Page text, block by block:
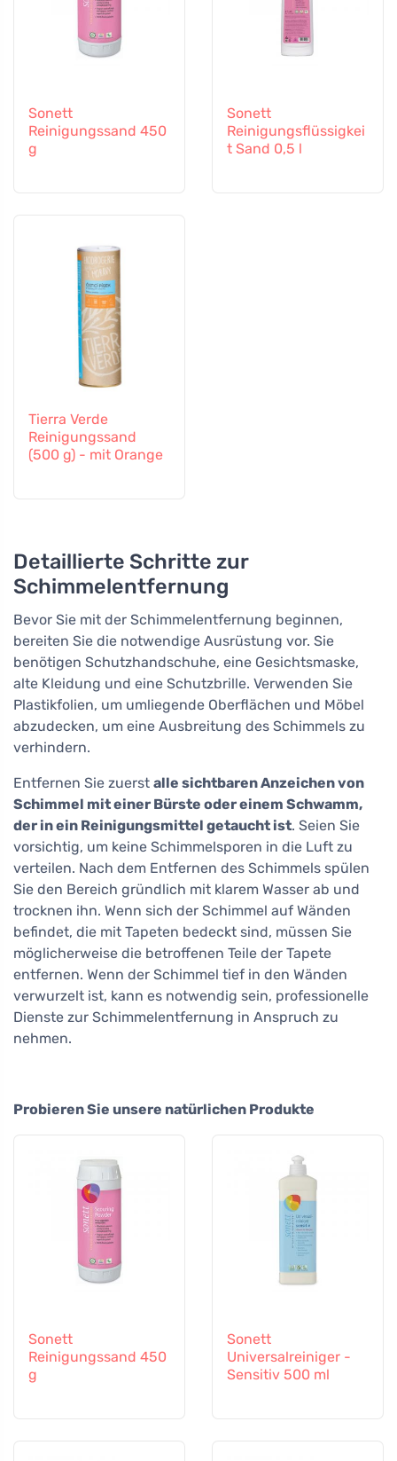
Sonett
Reinigungssand 450
g
Sonett
Reinigungsflüssigkei
t Sand 0,5 l
Tierra Verde
Reinigungssand
(500 g) - mit Orange
Detaillierte Schritte zur
Schimmelentfernung
Bevor Sie mit der Schimmelentfernung beginnen,
bereiten Sie die notwendige Ausrüstung vor. Sie
benötigen Schutzhandschuhe, eine Gesichtsmaske,
alte Kleidung und eine Schutzbrille. Verwenden Sie
Plastikfolien, um umliegende Oberflächen und Möbel
abzudecken, um eine Ausbreitung des Schimmels zu
verhindern.
Entfernen Sie zuerst alle sichtbaren Anzeichen von
Schimmel mit einer Bürste oder einem Schwamm,
der in ein Reinigungsmittel getaucht ist. Seien Sie
vorsichtig, um keine Schimmelsporen in die Luft zu
verteilen. Nach dem Entfernen des Schimmels spülen
Sie den Bereich gründlich mit klarem Wasser ab und
trocknen ihn. Wenn sich der Schimmel auf Wänden
befindet, die mit Tapeten bedeckt sind, müssen Sie
möglicherweise die betroffenen Teile der Tapete
entfernen. Wenn der Schimmel tief in den Wänden
verwurzelt ist, kann es notwendig sein, professionelle
Dienste zur Schimmelentfernung in Anspruch zu
nehmen.
Probieren Sie unsere natürlichen Produkte
Sonett
Reinigungssand 450
g
Sonett
Universalreiniger -
Sensitiv 500 ml